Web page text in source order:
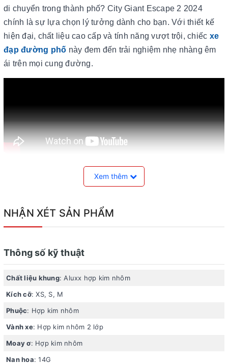
di chuyển trong thành phố? City Giant Escape 2 2024
chính là sự lựa chọn lý tưởng dành cho bạn. Với thiết kế
hiện đại, chất liệu cao cấp và tính năng vượt trội, chiếc xe
đạp đường phố này đem đến trải nghiệm nhẹ nhàng êm
ái trên mọi cung đường.
Kích cỡ đa dạng, màu sắc trang nhã
hợp với mọi vóc dáng và chiều cao của người sử dụng. Xe
có 2 màu ghi và nâu trang nhã và thanh lịch, đây không chỉ
Xem thêm
NHẬN XÉT SẢN PHẨM
Thông số kỹ thuật
Chất liệu khung: Aluxx hợp kim nhôm
Kích cỡ: XS, S, M
Phuộc: Hợp kim nhôm
Vành xe: Hợp kim nhôm 2 lớp
Moay ơ: Hợp kim nhôm
Nan hoa: 14G